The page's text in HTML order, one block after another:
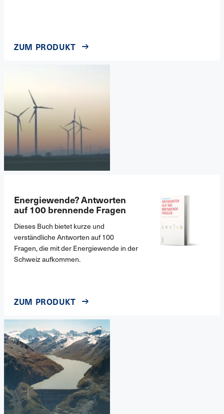
ZUM PRODUKT
Energiewende? Antworten
auf 100 brennende Fragen
Dieses Buch bietet kurze und
verständliche Antworten auf 100
Fragen, die mit der Energiewende in der
Schweiz aufkommen.
ZUM PRODUKT